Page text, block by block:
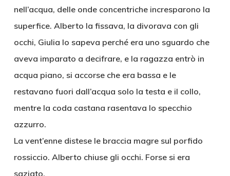
nell’acqua, delle onde concentriche incresparono la
superfice. Alberto la fissava, la divorava con gli
occhi, Giulia lo sapeva perché era uno sguardo che
aveva imparato a decifrare, e la ragazza entrò in
acqua piano, si accorse che era bassa e le
restavano fuori dall’acqua solo la testa e il collo,
mentre la coda castana rasentava lo specchio
azzurro.
La vent’enne distese le braccia magre sul porfido
rossiccio. Alberto chiuse gli occhi. Forse si era
saziato.